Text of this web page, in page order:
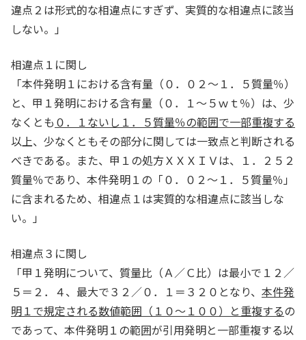
違点２は形式的な相違点にすぎず、実質的な相違点に該当
しない。」
相違点１に関し
「本件発明１における含有量（０．０２～１．５質量％）
と、甲１発明における含有量（０．１～５ｗｔ％）は、少
なくとも ０．１ないし１．５質量％の範囲で一部重複する
以上、少なくともその部分に関しては一致点と判断される
べきである。また、甲１の処方ＸＸＸＩＶは、１．２５２
質量％であり、本件発明１の「０．０２～１．５質量％」
に含まれるため、相違点１は実質的な相違点に該当しな
い。」
相違点３に関し
「甲１発明について、質量比（Ａ／Ｃ比）は最小で１２／
５＝２．４、最大で３２／０．１＝３２０となり、 本件発
明１で規定される数値範囲（１０～１００）と重複するの
であって、本件発明１の範囲が引用発明と一部重複する以